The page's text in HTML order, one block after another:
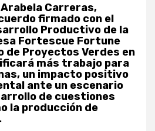
Carreras,
firmado con el
Productivo de la
Fortescue Fortune
de Proyectos Verdes en
más trabajo para
un impacto positivo
ante un escenario
de cuestiones
la producción de